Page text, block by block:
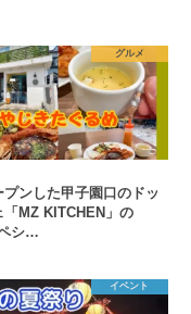
グルメ
プンした甲子園口のドッ
「MZ KITCHEN」の
ペシ…
イベント